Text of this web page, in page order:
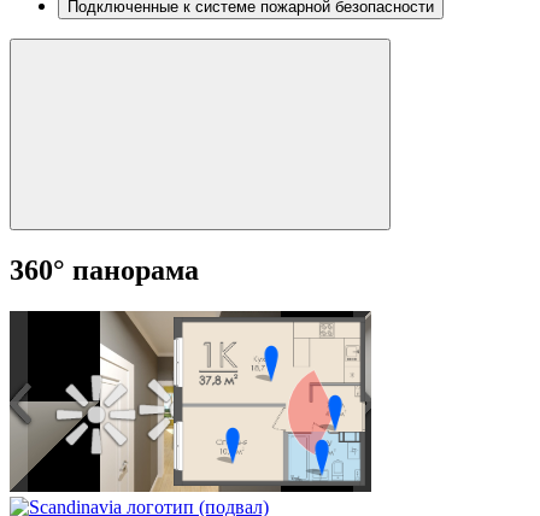
Подключенные к системе пожарной безопасности
360° панорама